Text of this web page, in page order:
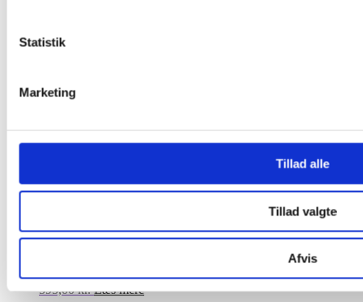
Statistik
Marketing
Tillad alle
Tillad valgte
Afvis
595,00kr. Læs mere